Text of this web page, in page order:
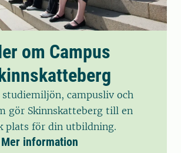
om Campus
studiemiljön, campusliv och
gör Skinnskatteberg till en
plats för din utbildning.
Mer information